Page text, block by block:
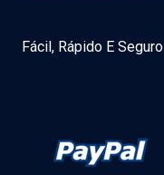
Fácil, Rápido E Seguro